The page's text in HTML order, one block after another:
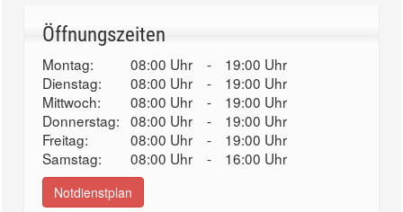
Öffnungszeiten
Montag: 08:00 Uhr -
19:00 Uhr
Dienstag:
08:00 Uhr -
19:00 Uhr
Mittwoch:
08:00 Uhr -
19:00 Uhr
Donnerstag: 08:00 Uhr -
19:00 Uhr
Freitag:
08:00 Uhr -
19:00 Uhr
Samstag:
08:00 Uhr - 16:00 Uhr
Notdienstplan